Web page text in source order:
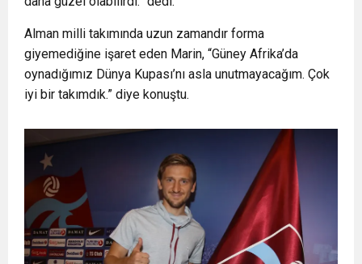
Alman milli takımında uzun zamandır forma
giyemediğine işaret eden Marin, “Güney Afrika’da
oynadığımız Dünya Kupası’nı asla unutmayacağım. Çok
iyi bir takımdık.” diye konuştu.